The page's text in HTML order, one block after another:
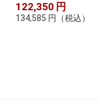
122,350 円
134,585 円 （税込）